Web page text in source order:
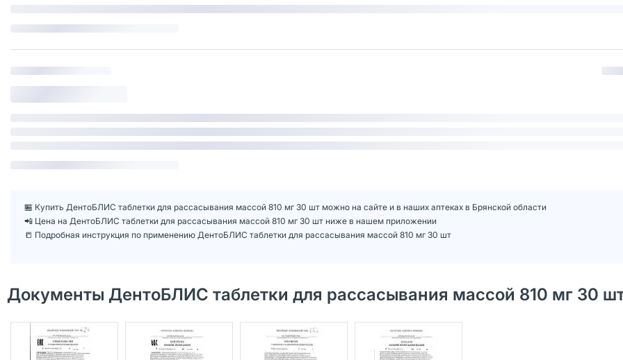
🏪 Купить ДентоБЛИС таблетки для рассасывания массой 810 мг 30 шт можно на сайте и в наших аптеках в Брянской области
📲 Цена на ДентоБЛИС таблетки для рассасывания массой 810 мг 30 шт ниже в нашем приложении
📒 Подробная инструкция по применению ДентоБЛИС таблетки для рассасывания массой 810 мг 30 шт
Документы ДентоБЛИС таблетки для рассасывания массой 810 мг 30